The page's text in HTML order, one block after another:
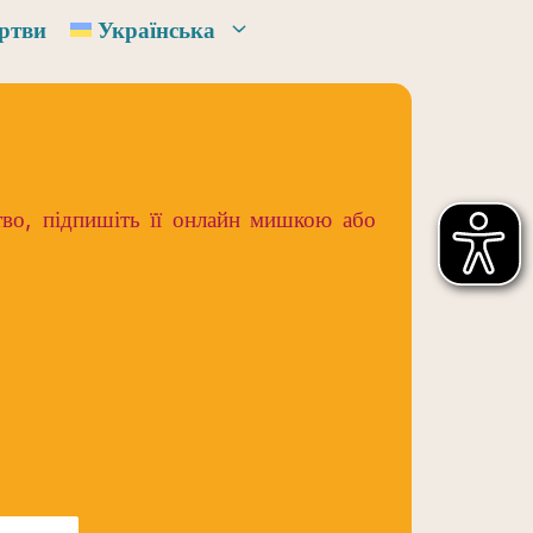
Українська
підпишіть її онлайн мишкою або